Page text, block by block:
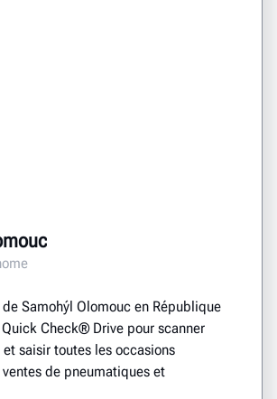
Samohýl Olomouc en République
Check® Drive pour scanner
saisir toutes les occasions
ventes de pneumatiques et